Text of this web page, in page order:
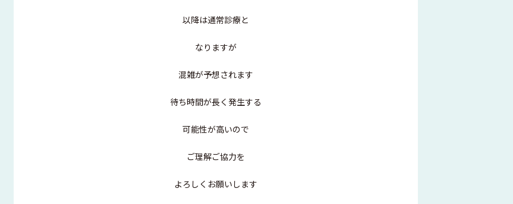
以降は通常診療と
なりますが
混雑が予想されます
待ち時間が長く発生する
可能性が高いので
ご理解ご協力を
よろしくお願いします